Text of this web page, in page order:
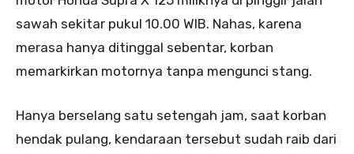
sawah sekitar pukul 10.00 WIB. Nahas, karena
merasa hanya ditinggal sebentar, korban
memarkirkan motornya tanpa mengunci stang.
Hanya berselang satu setengah jam, saat korban
hendak pulang, kendaraan tersebut sudah raib dari